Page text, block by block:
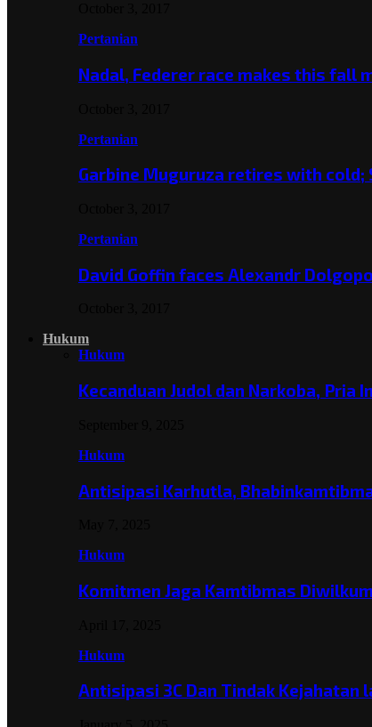
Pertanian
Nadal, Federer race makes this fall
Pertanian
Garbine Muguruza retires with
Pertanian
David Goffin faces Alexandr
Hukum
Hukum
Kecanduan Judol dan Narkoba, Pria
Hukum
Antisipasi Karhutla,
Hukum
Komitmen Jaga Kamtibmas
Hukum
Antisipasi 3C Dan Tindak Kejahatan